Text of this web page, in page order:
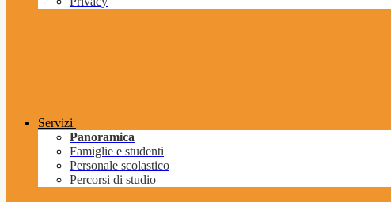
Servizi
Panoramica
Famiglie e studenti
Personale scolastico
Percorsi di studio